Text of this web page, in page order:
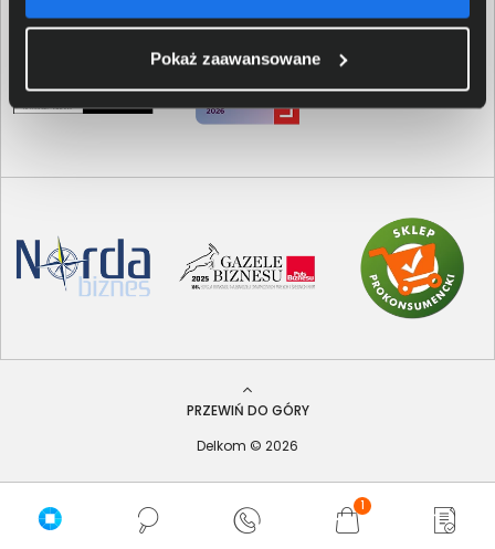
Pokaż zaawansowane
1
PRZEWIŃ DO GÓRY
Delkom © 2026